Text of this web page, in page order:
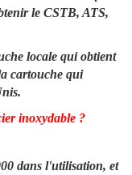
le CSTB, ATS,
locale qui obtient
cartouche qui
inoxydable ?
dans l'utilisation, et